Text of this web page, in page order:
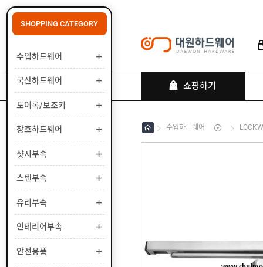
쇼핑하기
SHOPPING CATEGORY
수입하드웨어
국산하드웨어
도어록/보조키
창호하드웨어
샷시부속
스텐부속
유리부속
인테리어부속
안전용품
수입하드웨어
로그인
회원가입
마이페이지
배송조회
수
입
하
웨
어
국
산
하
웨
어
도
어
록
보
조
창
호
하
어
샷
시
부
스
텐